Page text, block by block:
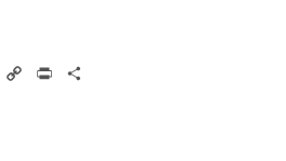
WhatsApp
Copy
Print